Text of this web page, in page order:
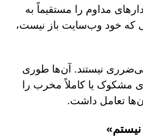
مداوم را مستقیماً به
که خود وب‌سایت باز نیست،
بی‌ضرری نیستند. آن‌ها طوری
مشکوک یا کاملاً مخرب را
آن‌ها تعامل داشت.